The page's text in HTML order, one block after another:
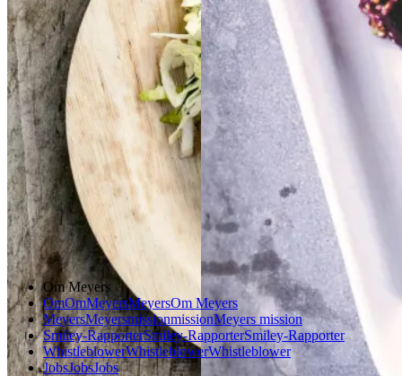
Gem opskrift
Aftensmad
Forårsmad
Sommermad
Dansk mad
Frokost
Om Meyers
OmOmMeyersMeyersOm Meyers
MeyersMeyersmissionmissionMeyers mission
Smiley-RapporterSmiley-RapporterSmiley-Rapporter
WhistleblowerWhistleblowerWhistleblower
JobsJobsJobs